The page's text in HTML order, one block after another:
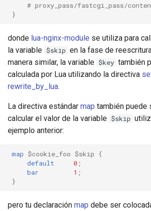
# proxy_pass/fastcgi_pass/
}
donde lua-nginx-module se utiliza para
la variable $skip en la fase de
manera similar, la variable $key también
calculada por Lua utilizando la directiva
rewrite_by_lua.
La directiva estándar map también puede
calcular el valor de la variable $skip
ejemplo anterior:
map $cookie_foo $skip
{
default
0 ;
bar
1 ;
}
pero tu declaración map debe ser